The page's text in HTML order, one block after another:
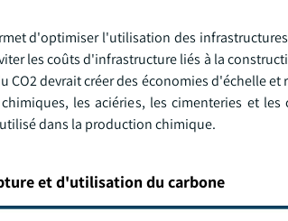
d'optimiser l'utilisation des
les coûts d'infrastructure liés à la
devrait créer des économies d'échelle et
les aciéries, les cimenteries et
dans la production chimique.
et d'utilisation du carbone